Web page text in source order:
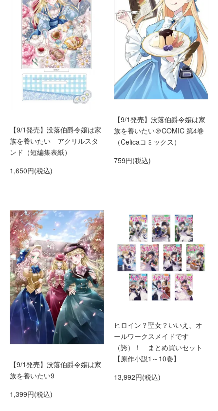
【9/1発売】没落伯爵令嬢は家
族を養いたい アクリルスタ
ンド（短編集表紙）
1,650円(税込)
【9/1発売】没落伯爵令嬢は家
族を養いたい＠COMIC 第4巻
（Celicaコミックス）
759円(税込)
【9/1発売】没落伯爵令嬢は家
族を養いたい9
1,399円(税込)
ヒロイン？聖女？いいえ、オ
ールワークスメイドです
（誇）！ まとめ買いセット
【原作小説1～10巻】
13,992円(税込)